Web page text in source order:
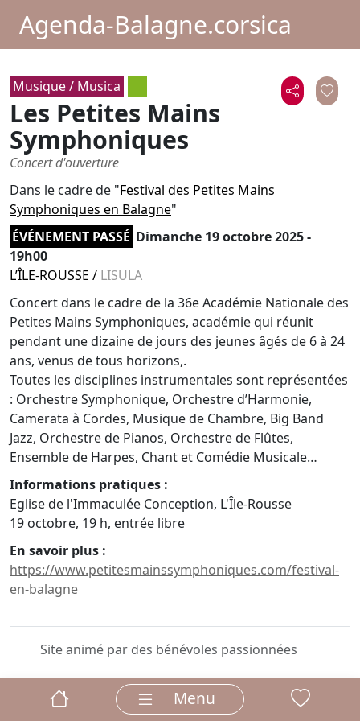
Agenda-Balagne.corsica
Musique / Musica
Les Petites Mains
Symphoniques
Concert d'ouverture
Dans le cadre de "Festival des Petites Mains
Symphoniques en Balagne"
ÉVÉNEMENT PASSÉ Dimanche 19 octobre 2025 -
19h00
L’ÎLE-ROUSSE / LISULA
Concert dans le cadre de la 36e Académie Nationale des
Petites Mains Symphoniques, académie qui réunit
pendant une dizaine de jours des jeunes âgés de 6 à 24
ans, venus de tous horizons,.
Toutes les disciplines instrumentales sont représentées
: Orchestre Symphonique, Orchestre d’Harmonie,
Camerata à Cordes, Musique de Chambre, Big Band
Jazz, Orchestre de Pianos, Orchestre de Flûtes,
Ensemble de Harpes, Chant et Comédie Musicale…
Informations pratiques :
Eglise de l'Immaculée Conception, L'Île-Rousse
19 octobre, 19 h, entrée libre
En savoir plus :
https://www.petitesmainssymphoniques.com/festival-
en-balagne
Site animé par des bénévoles passionnées
Menu